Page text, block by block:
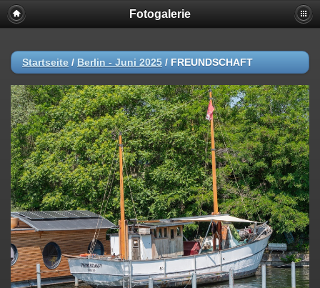
Fotogalerie
Startseite / Berlin - Juni 2025 / FREUNDSCHAFT